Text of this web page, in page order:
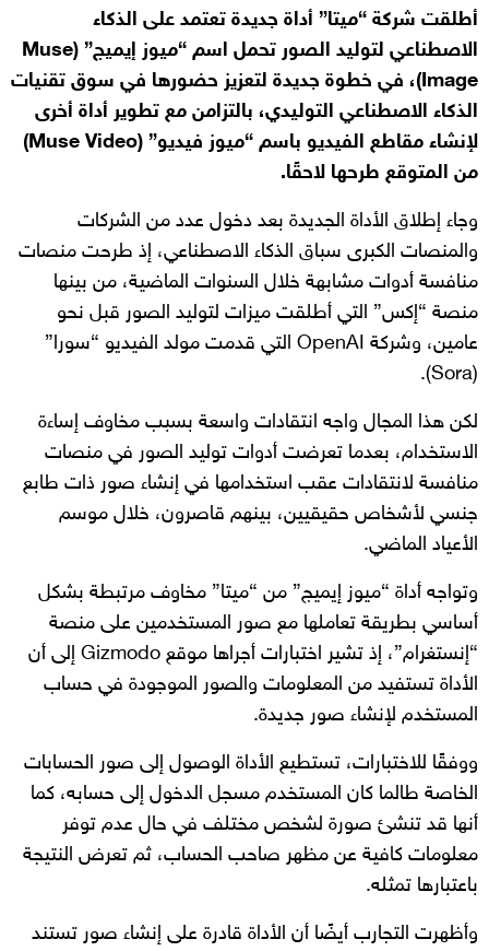
أطلقت شركة “ميتا” أداة جديدة تعتمد على الذكاء
الاصطناعي لتوليد الصور تحمل اسم “ميوز إيميج” (Muse
Image)، في خطوة جديدة لتعزيز حضورها في سوق تقنيات
الذكاء الاصطناعي التوليدي، بالتزامن مع تطوير أداة أخرى
لإنشاء مقاطع الفيديو باسم “ميوز فيديو” (Muse Video)
من المتوقع طرحها لاحقًا.
وجاء إطلاق الأداة الجديدة بعد دخول عدد من الشركات
والمنصات الكبرى سباق الذكاء الاصطناعي، إذ طرحت منصات
منافسة أدوات مشابهة خلال السنوات الماضية، من بينها
منصة “إكس” التي أطلقت ميزات لتوليد الصور قبل نحو
عامين، وشركة OpenAI التي قدمت مولد الفيديو “سورا”
(Sora).
لكن هذا المجال واجه انتقادات واسعة بسبب مخاوف إساءة
الاستخدام، بعدما تعرضت أدوات توليد الصور في منصات
منافسة لانتقادات عقب استخدامها في إنشاء صور ذات طابع
جنسي لأشخاص حقيقيين، بينهم قاصرون، خلال موسم
الأعياد الماضي.
وتواجه أداة “ميوز إيميج” من “ميتا” مخاوف مرتبطة بشكل
أساسي بطريقة تعاملها مع صور المستخدمين على منصة
“إنستغرام”، إذ تشير اختبارات أجراها موقع Gizmodo إلى أن
الأداة تستفيد من المعلومات والصور الموجودة في حساب
المستخدم لإنشاء صور جديدة.
ووفقًا للاختبارات، تستطيع الأداة الوصول إلى صور الحسابات
الخاصة طالما كان المستخدم مسجل الدخول إلى حسابه، كما
أنها قد تنشئ صورة لشخص مختلف في حال عدم توفر
معلومات كافية عن مظهر صاحب الحساب، ثم تعرض النتيجة
باعتبارها تمثله.
وأظهرت التجارب أيضًا أن الأداة قادرة على إنشاء صور تستند